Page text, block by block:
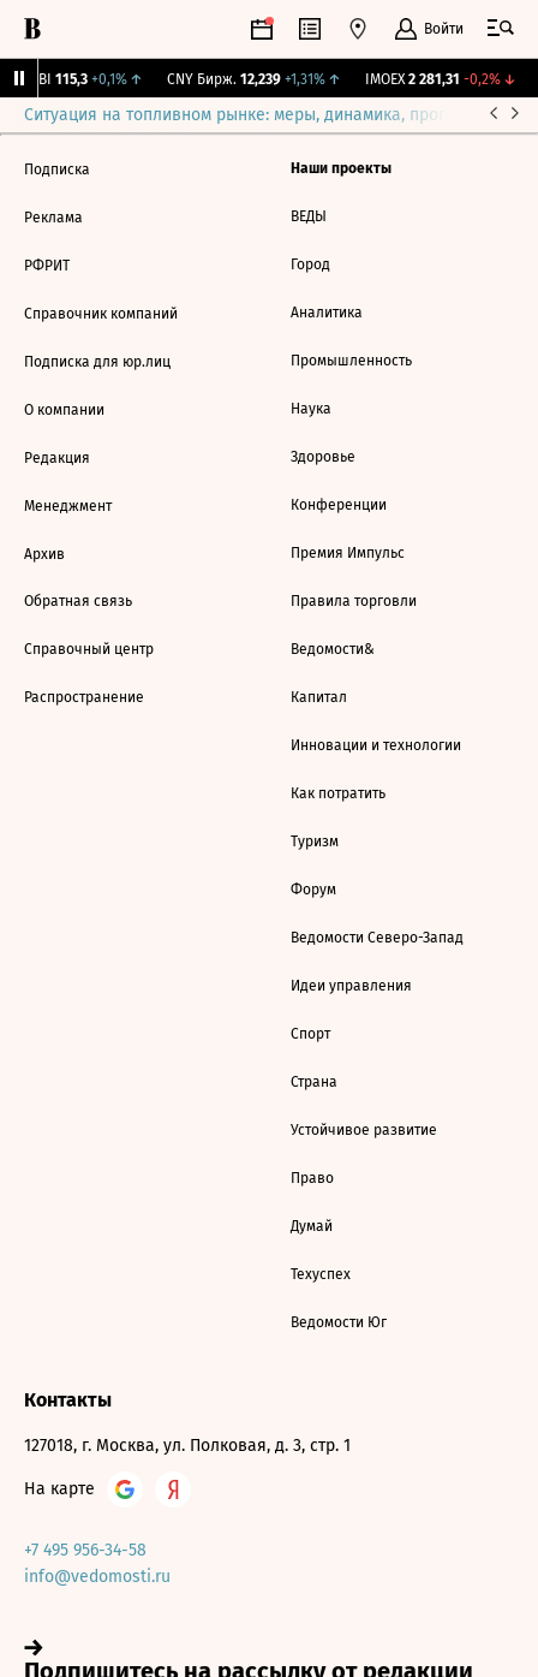
Войти
RGBI 115,3 +0,1%↑ CNY Бирж. 12,239 +1,31%↑ IMOEX 2 281,31 -0,2%↓
Ситуация на топливном рынке: меры, динамика, прогнозы
Подписка
Реклама
РФРИТ
Справочник компаний
Подписка для юр.лиц
О компании
Редакция
Менеджмент
Архив
Обратная связь
Справочный центр
Распространение
Наши проекты
ВЕДЫ
Город
Аналитика
Промышленность
Наука
Здоровье
Конференции
Премия Импульс
Правила торговли
Ведомости&
Капитал
Инновации и технологии
Как потратить
Туризм
Форум
Ведомости Северо-Запад
Идеи управления
Спорт
Страна
Устойчивое развитие
Право
Думай
Техуспех
Ведомости Юг
Контакты
127018, г. Москва, ул. Полковая, д. 3, стр. 1
На карте
+7 495 956-34-58
info@vedomosti.ru